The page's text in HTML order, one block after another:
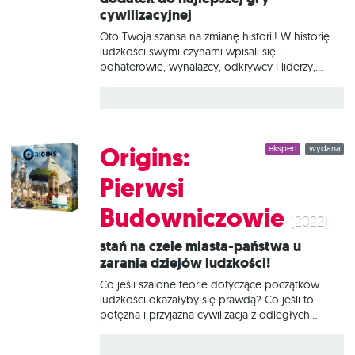
Architekci 7 Cudów Świata? To dynamiczna gra
cywilizacyjnej
Oto Twoja szansa na zmianę historii! W historię
ludzkości swymi czynami wpisali się
bohaterowie, wynalazcy, odkrywcy i liderzy,
dodatkowej zawartości, dodając nowych
liderów, cuda świata i karty militarne, a także
wprowadzając zmiany w już znanych kartach!
wydana
ekspert
Origins:
Pierwsi
Budowniczowie (2022)
Stań na czele miasta-państwa u
zarania dziejów ludzkości!
Co jeśli szalone teorie dotyczące początków
ludzkości okazałyby się prawdą? Co jeśli to
potężna i przyjazna cywilizacja z odległych